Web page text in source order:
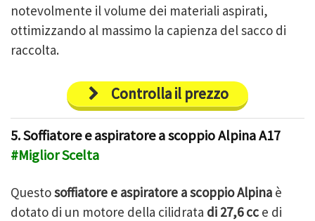
notevolmente il volume dei materiali aspirati,
ottimizzando al massimo la capienza del sacco di
raccolta.
Controlla il prezzo
5. Soffiatore e aspiratore a scoppio Alpina A17
#Miglior Scelta
Questosoffiatore e aspiratore a scoppio Alpina è
dotato di un motore della cilidrata di 27,6 cc e di